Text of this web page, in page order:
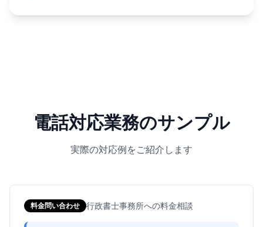
電話対応業務のサンプル
実際の対応例をご紹介します
料金問い合わせ 行政書士事務所への料金相談